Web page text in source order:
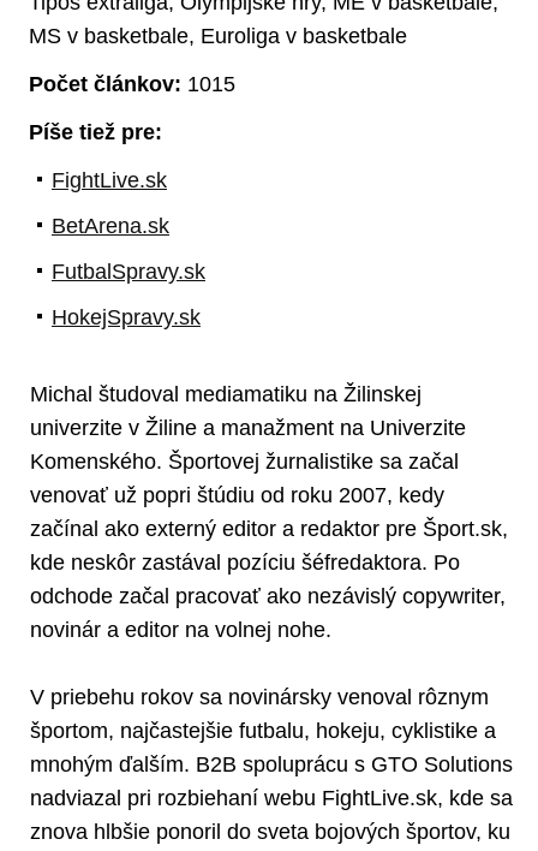
MS v basketbale, Euroliga v basketbale
Počet článkov: 1015
Píše tiež pre:
FightLive.sk
BetArena.sk
FutbalSpravy.sk
HokejSpravy.sk
Michal študoval mediamatiku na Žilinskej
univerzite v Žiline a manažment na Univerzite
Komenského. Športovej žurnalistike sa začal
venovať už popri štúdiu od roku 2007, kedy
začínal ako externý editor a redaktor pre Šport.sk,
kde neskôr zastával pozíciu šéfredaktora. Po
odchode začal pracovať ako nezávislý copywriter,
novinár a editor na volnej nohe.
V priebehu rokov sa novinársky venoval rôznym
športom, najčastejšie futbalu, hokeju, cyklistike a
mnohým ďalším. B2B spoluprácu s GTO Solutions
nadviazal pri rozbiehaní webu FightLive.sk, kde sa
znova hlbšie ponoril do sveta bojových športov, ku